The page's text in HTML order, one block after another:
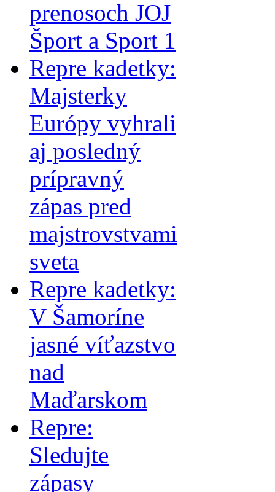
prenosoch JOJ
Šport a Sport 1
Repre kadetky:
Majsterky
Európy vyhrali
aj posledný
prípravný
zápas pred
majstrovstvami
sveta
Repre kadetky:
V Šamoríne
jasné víťazstvo
nad
Maďarskom
Repre:
Sledujte
zápasy